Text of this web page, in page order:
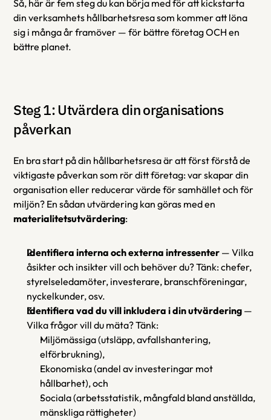
Så, här är fem steg du kan börja med för att kickstarta
din verksamhets hållbarhetsresa som kommer att löna
sig i många år framöver — för bättre företag OCH en
bättre planet.
Steg 1: Utvärdera din organisations
påverkan
En bra start på din hållbarhetsresa är att först förstå de
viktigaste påverkan som rör ditt företag: var skapar din
organisation eller reducerar värde för samhället och för
materialitetsutvärdering:
Identifiera interna och externa intressenter — Vilka
åsikter och insikter vill och behöver du? Tänk: chefer,
styrelseledamöter, investerare, branschföreningar,
nyckelkunder, osv.
Identifiera vad du vill inkludera i din utvärdering —
Vilka frågor vill du mäta? Tänk:
Miljömässiga (utsläpp, avfallshantering,
elförbrukning),
Ekonomiska (andel av investeringar mot
hållbarhet), och
Sociala (arbetsstatistik, mångfald bland anställda,
mänskliga rättigheter)